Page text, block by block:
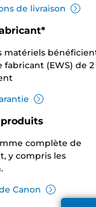
de livraison
matériels
(EWS) de 2
complète de
y compris les
Canon